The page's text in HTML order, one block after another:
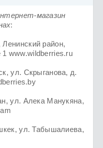
магазин
:
район,
www.wildberries.ru
ул. Скрыганова, д.
ул. Алека Манукяна,
ул. Табышалиева,